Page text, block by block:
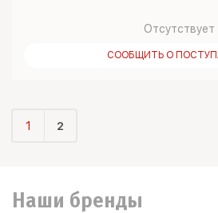
Отсутствует
СООБЩИТЬ О
1 2
Наши бренды